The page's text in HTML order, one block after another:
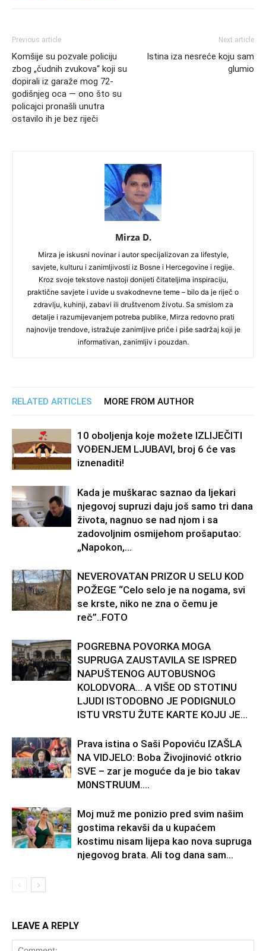
Previous article
Komšije su pozvale policiju
zbog „čudnih zvukova“ koji su
dopirali iz garaže mog 72-
godišnjeg oca — ono što su
policajci pronašli unutra
ostavilo ih je bez riječi
Next article
Istina iza nesreće koju sam
glumio
Mirza D.
Mirza je iskusni novinar i autor specijalizovan za lifestyle,
savjete, kulturu i zanimljivosti iz Bosne i Hercegovine i regije.
Kroz svoje tekstove nastoji donijeti čitateljima inspiraciju,
praktične savjete i uvide u svakodnevne teme – bilo da je riječ o
zdravlju, kuhinji, zabavi ili društvenom životu. Sa smislom za
detalje i razumijevanjem potreba publike, Mirza redovno prati
najnovije trendove, istražuje zanimljive priče i piše sadržaj koji je
informativan, zanimljiv i pouzdan.
RELATED ARTICLES MORE FROM AUTHOR
10 oboljenja koje možete IZLIJEČITI
VOĐENJEM LJUBAVI, broj 6 će vas
iznenaditi!
Kada je muškarac saznao da ljekari
njegovoj supruzi daju još samo tri dana
života, nagnuo se nad njom i sa
zadovoljnim osmijehom prošaputao:
„Napokon,...
NEVEROVATAN PRIZOR U SELU KOD
POŽEGE “Celo selo je na nogama, svi
se krste, niko ne zna o čemu je
reč”..FOTO
POGREBNA POVORKA MOGA
SUPRUGA ZAUSTAVILA SE ISPRED
NAPUŠTENOG AUTOBUSNOG
KOLODVORA… A VIŠE OD STOTINU
LJUDI ISTODOBNO JE PODIGNULO
ISTU VRSTU ŽUTE KARTE KOJU JE...
Prava istina o Saši Popoviću IZAŠLA
NA VIDJELO: Boba Živojinović otkrio
SVE – zar je moguće da je bio takav
M0NSTRUUM….
Moj muž me ponizio pred svim našim
gostima rekavši da u kupaćem
kostimu nisam lijepa kao nova supruga
njegovog brata. Ali tog dana sam...
LEAVE A REPLY